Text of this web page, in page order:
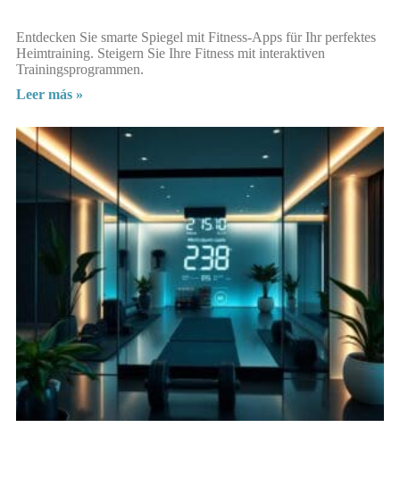
Entdecken Sie smarte Spiegel mit Fitness-Apps für Ihr perfektes
Heimtraining. Steigern Sie Ihre Fitness mit interaktiven
Trainingsprogrammen.
Leer más »